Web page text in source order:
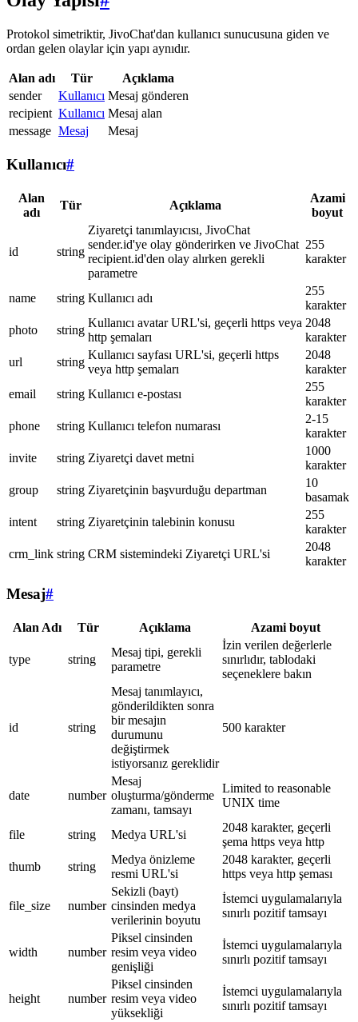
Protokol simetriktir, JivoChat'dan kullanıcı sunucusuna giden ve
ordan gelen olaylar için yapı aynıdır.
Alan adı Tür
Açıklama
sender
Kullanıcı Mesaj gönderen
recipient Kullanıcı Mesaj alan
message Mesaj Mesaj
Kullanıcı#
Alan
adı
Tür Açıklama
Azami
boyut
id string
Ziyaretçi tanımlayıcısı, JivoChat
sender.id'ye olay gönderirken ve JivoChat
recipient.id'den olay alırken gerekli
parametre
255
karakter
name string Kullanıcı adı
255
karakter
photo
string
Kullanıcı avatar URL'si, geçerli https veya
http şemaları
2048
karakter
url
string
Kullanıcı sayfası URL'si, geçerli https
veya http şemaları
2048
karakter
email
string Kullanıcı e-postası
255
karakter
phone
string Kullanıcı telefon numarası
2-15
karakter
invite
string Ziyaretçi davet metni
1000
karakter
group
string Ziyaretçinin başvurduğu departman
10
basamak
intent
string Ziyaretçinin talebinin konusu
255
karakter
crm_link string CRM sistemindeki Ziyaretçi URL'si
2048
karakter
Mesaj#
Alan Adı Tür Açıklama Azami boyut
type string
Mesaj tipi, gerekli
parametre
İzin verilen değerlerle
sınırlıdır, tablodaki
seçeneklere bakın
id string
Mesaj tanımlayıcı,
gönderildikten sonra
bir mesajın
durumunu
değiştirmek
istiyorsanız gereklidir
500 karakter
date number
Mesaj
oluşturma/gönderme
zamanı, tamsayı
Limited to reasonable
UNIX time
file string Medya URL'si
2048 karakter, geçerli
şema https veya http
thumb
string
Medya önizleme
resmi URL'si
2048 karakter, geçerli
https veya http şeması
file_size number
Sekizli (bayt)
cinsinden medya
verilerinin boyutu
İstemci uygulamalarıyla
sınırlı pozitif tamsayı
width number
Piksel cinsinden
resim veya video
genişliği
İstemci uygulamalarıyla
sınırlı pozitif tamsayı
height number
Piksel cinsinden
resim veya video
yüksekliği
İstemci uygulamalarıyla
sınırlı pozitif tamsayı